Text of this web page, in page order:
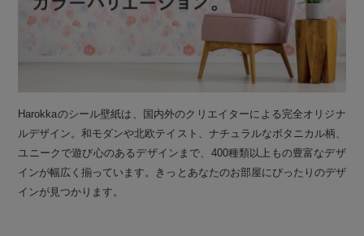
Harokkaのシール壁紙は、国内外のクリエイターによる完全オリジナ
ルデザイン。和モダンや北欧テイスト、ナチュラルなボタニカル柄、
ユニークで遊び心のあるデザインまで、400種類以上もの豊富なデザ
インが幅広く揃っています。きっとあなたのお部屋にぴったりのデザ
インが見つかります。